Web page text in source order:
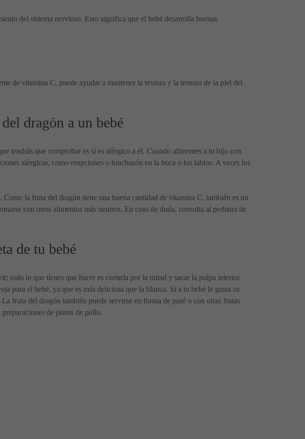
del sistema nervioso. Esto significa que el bebé desarrolla buenas
de vitamina C, puede ayudar a mantener la textura y la ternura de la piel del
dragón a un bebé
tendrás que comprobar es si es alérgico a él. Cuando alimentes a tu hijo con
alérgicas, como erupciones o hinchazón en la boca o los labios. A veces los
la fruta del dragón tiene una buena cantidad de vitamina C, también es un
con otros alimentos más neutros. En caso de duda, consulta al pediatra de
de tu bebé
todo lo que tienes que hacer es cortarla por la mitad y sacar la pulpa interior,
para el bebé, ya que es más deliciosa que la blanca. Si a tu bebé le gusta su
fruta del dragón también puede servirse en forma de puré o con otras frutas
de platos de pollo.